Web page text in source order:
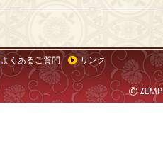
よくあるご質問 リンク